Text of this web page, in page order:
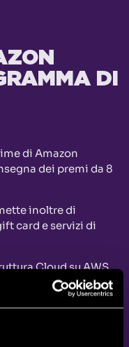
DI
di Amazon
dei premi da 8
inoltre di
card e servizi di
Cloud su AWS
per data
in grado